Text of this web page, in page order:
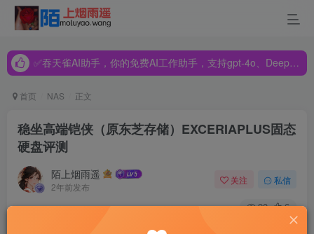
✅吞天雀AI助手，你的免费AI工作助手，支持gpt-4o、DeepSeek、Claude🔥🔥🔥🔥
✅吞天雀AI助手，你的免费AI工作助手，支持gpt-4o、DeepSeek、Claude🔥🔥🔥🔥
首页 NAS 正文
稳坐高端铠侠（原东芝存储）EXCERIAPLUS固态
硬盘评测
陌上烟雨遥
2年前发布
关注 私信
90 6